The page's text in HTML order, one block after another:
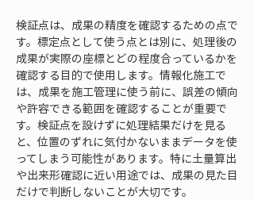
検証点は、成果の精度を確認するための点で
す。標定点として使う点とは別に、処理後の
成果が実際の座標とどの程度合っているかを
確認する目的で使用します。情報化施工で
は、成果を施工管理に使う前に、誤差の傾向
や許容できる範囲を確認することが重要で
す。検証点を設けずに処理結果だけを見る
と、位置のずれに気付かないままデータを使
ってしまう可能性があります。特に土量算出
や出来形確認に近い用途では、成果の見た目
だけで判断しないことが大切です。